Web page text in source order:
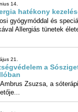
Központban
8.
Szentmihályon